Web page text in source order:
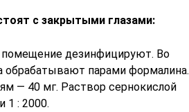
с закрытыми глазами:
дезинфицируют. Во
обрабатывают парами формалина.
— 40 мг. Раствор сернокислой
1 : 2000.